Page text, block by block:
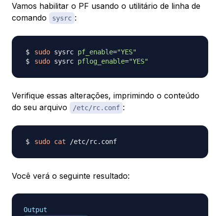
Vamos habilitar o PF usando o utilitário de linha de
comando
sysrc :
sudo sysrc pf_enable="YES"
sudo sysrc pflog_enable="YES"
Verifique essas alterações, imprimindo o conteúdo
do seu arquivo
/etc/rc.conf :
sudo cat
Você verá o seguinte resultado:
Output